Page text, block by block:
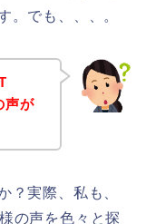
。でも、、、。
声が
？実際、私も、
の声を色々と探